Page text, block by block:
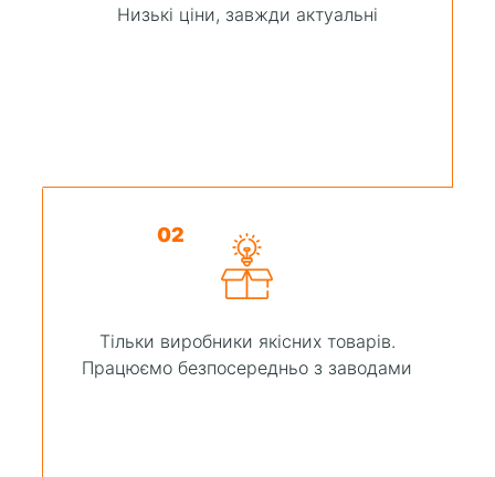
Низькі ціни, завжди актуальні
02
Тільки виробники якісних товарів.
Працюємо безпосередньо з заводами